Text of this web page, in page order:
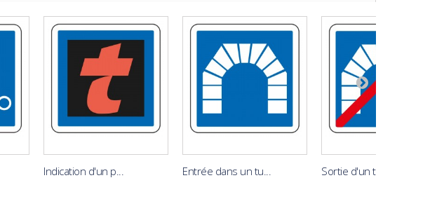
Indication d'un p... Entrée dans un tu... Sortie d'un tunnel